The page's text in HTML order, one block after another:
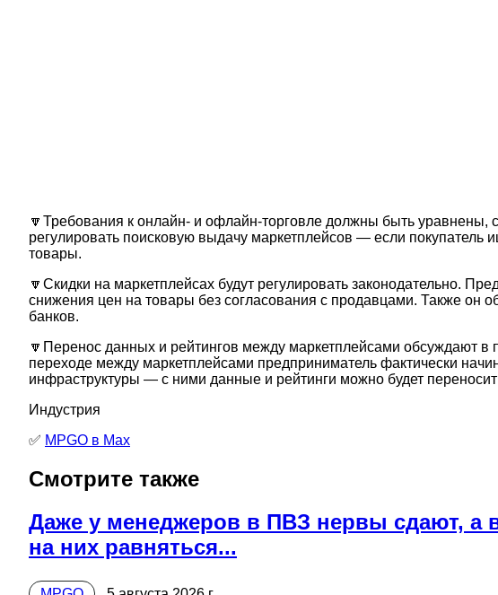
🔽Требования к онлайн- и офлайн-торговле должны быть
регулировать поисковую выдачу маркетплейсов — если
товары.
🔽Скидки на маркетплейсах будут регулировать законодательно.
снижения цен на товары без согласования с продавцами. Также он
банков.
🔽Перенос данных и рейтингов между маркетплейсами обсуждают в
переходе между маркетплейсами предприниматель фактически
инфраструктуры — с ними данные и рейтинги можно будет
Индустрия
✅ MPGO в Мах
Смотрите также
Даже у менеджеров в ПВЗ нервы сдают, а
на них равняться...